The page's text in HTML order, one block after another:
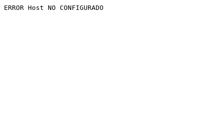
ERROR Host NO CONFIGURADO